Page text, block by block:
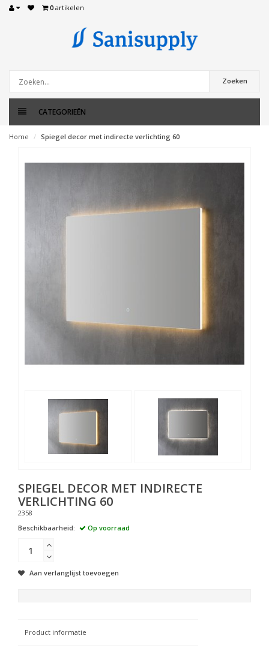
0 artikelen
Zoeken
CATEGORIEËN
Home Spiegel decor met indirecte verlichting 60
SPIEGEL DECOR MET INDIRECTE
VERLICHTING 60
2358
Beschikbaarheid:
Op voorraad
Aan verlanglijst toevoegen
Product informatie